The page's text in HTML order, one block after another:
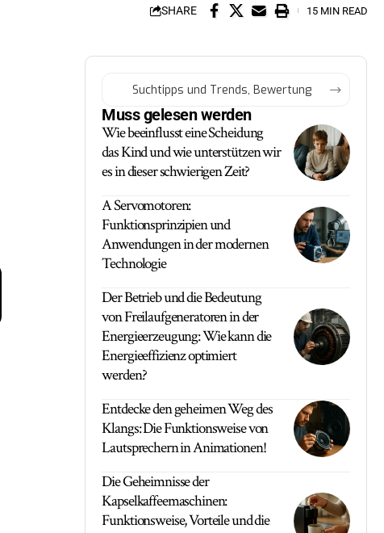
SHARE 15 MIN READ
Muss gelesen werden
Wie beeinflusst eine Scheidung
das Kind und wie unterstützen wir
es in dieser schwierigen Zeit?
A Servomotoren:
Funktionsprinzipien und
Anwendungen in der modernen
Technologie
Der Betrieb und die Bedeutung
von Freilaufgeneratoren in der
Energieerzeugung: Wie kann die
Energieeffizienz optimiert
werden?
Entdecke den geheimen Weg des
Klangs: Die Funktionsweise von
Lautsprechern in Animationen!
Die Geheimnisse der
Kapselkaffeemaschinen:
Funktionsweise, Vorteile und die